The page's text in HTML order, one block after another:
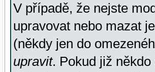
V případě, že nejste
upravovat nebo mazat
(někdy jen do
upravit. Pokud již